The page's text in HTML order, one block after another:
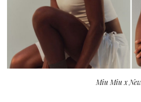
Miu Miu x